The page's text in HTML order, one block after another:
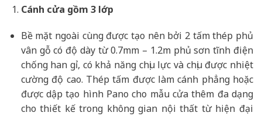
Cánh cửa gồm 3 lớp
Bề mặt ngoài cùng được tạo nên bởi 2 tấm thép phủ
vân gỗ có độ dày từ 0.7mm – 1.2m phủ sơn tĩnh điện
chống han gỉ, có khả năng chịu lực và chịu được nhiệt
cường độ cao. Thép tấm được làm cánh phẳng hoặc
được dập tạo hình Pano cho mẫu cửa thêm đa dạng
cho thiết kế trong không gian nội thất từ hiện đại